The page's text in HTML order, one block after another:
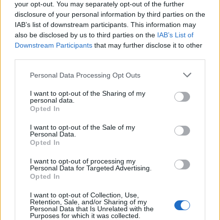
your opt-out. You may separately opt-out of the further
disclosure of your personal information by third parties on the
IAB’s list of downstream participants. This information may
also be disclosed by us to third parties on the IAB’s List of
Downstream Participants that may further disclose it to other
Personal Data Processing Opt Outs
I want to opt-out of the Sharing of my
personal data.
Opted In
I want to opt-out of the Sale of my
Personal Data.
Opted In
I want to opt-out of processing my
Personal Data for Targeted Advertising.
Opted In
I want to opt-out of Collection, Use,
Retention, Sale, and/or Sharing of my
Personal Data that Is Unrelated with the
Purposes for which it was collected.
συμπληρώνεται στο ίδιο κείμενο.
«Το τράφικιν και η εμπορία ανθρώπων δεν
μπορούν να χρησιμοποιούνται ως ‘’πλάκα’’ για να
Τέλος, ο οργάνωση κάλεσε τον δήμο να
απολογηθεί δημόσια και να αποσύρει το σποτ